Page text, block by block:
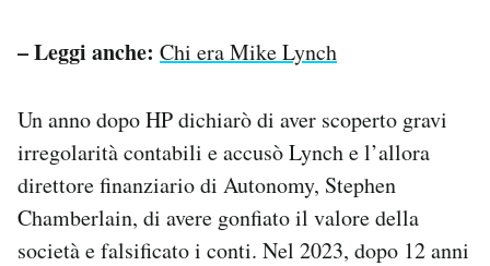
– Leggi anche: Chi era Mike Lynch
Un anno dopo HP dichiarò di aver scoperto gravi
irregolarità contabili e accusò Lynch e l’allora
direttore finanziario di Autonomy, Stephen
Chamberlain, di avere gonfiato il valore della
società e falsificato i conti. Nel 2023, dopo 12 anni